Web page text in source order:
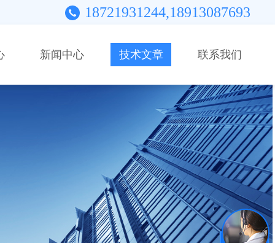
18721931244,18913087693
新闻中心 技术文章 联系我们